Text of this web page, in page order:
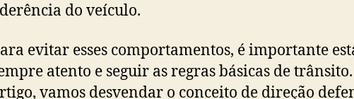
do veículo.
evitar esses comportamentos, é importante
atento e seguir as regras básicas de
vamos desvendar o conceito de direção